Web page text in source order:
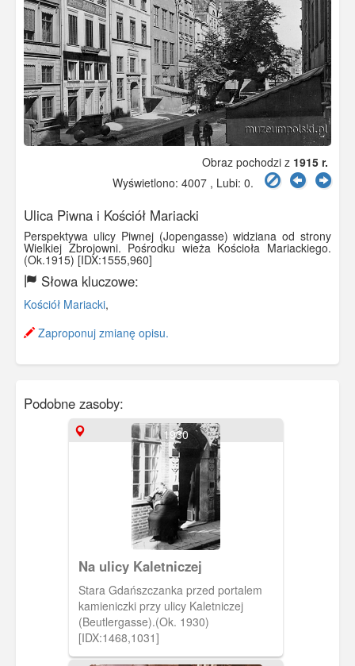
Obraz pochodzi z 1915 r.
Wyświetlono: 4007 , Lubi: 0.
Ulica Piwna i Kościół Mariacki
Perspektywa ulicy Piwnej (Jopengasse) widziana od strony
Wielkiej Zbrojowni. Pośrodku wieża Kościoła Mariackiego.
(Ok.1915) [IDX:1555,960]
Słowa kluczowe:
Kościół Mariacki,
Zaproponuj zmianę opisu.
Podobne zasoby:
1930
Na ulicy Kaletniczej
Stara Gdańszczanka przed portalem
kamieniczki przy ulicy Kaletniczej
(Beutlergasse).(Ok. 1930)
[IDX:1468,1031]